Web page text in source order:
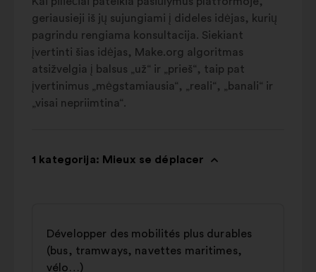
geriausieji iš jų sujungiami į dideles idėjas, kurių
pagrindu rengiama konsultacija. Siekiant
įvertinti šias idėjas, Make.org algoritmas
atsižvelgia į balsus „už“ ir „prieš“, taip pat
įvertinimus „mėgstamiausia“, „reali“, „banali“ ir
„visai nepriimtina“.
1 kategorija: Mieux se déplacer
Développer des mobilités plus durables
(bus, tramways, navettes maritimes,
vélo…)